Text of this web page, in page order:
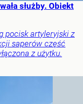
służby. Obiekt
pocisk artyleryjski z
saperów część
z użytku.